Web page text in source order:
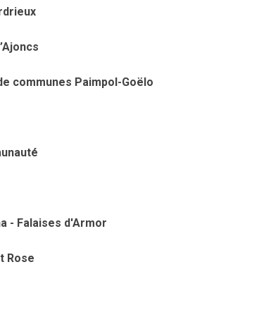
communes Paimpol-Goëlo
- Falaises d'Armor
Rose